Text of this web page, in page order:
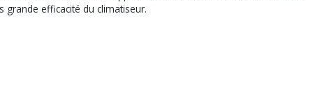
grande efficacité du climatiseur.